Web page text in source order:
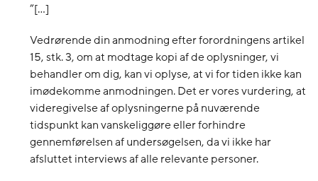
”[…]
Vedrørende din anmodning efter forordningens artikel
15, stk. 3, om at modtage kopi af de oplysninger, vi
behandler om dig, kan vi oplyse, at vi for tiden ikke kan
imødekomme anmodningen. Det er vores vurdering, at
videregivelse af oplysningerne på nuværende
tidspunkt kan vanskeliggøre eller forhindre
gennemførelsen af undersøgelsen, da vi ikke har
afsluttet interviews af alle relevante personer.